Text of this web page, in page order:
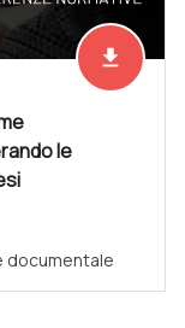
Scarica
file_download
le
documentale